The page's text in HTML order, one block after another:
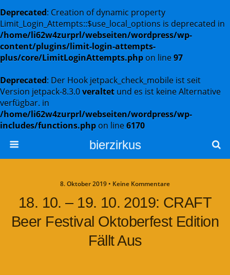
Deprecated: Creation of dynamic property
Limit_Login_Attempts::$use_local_options is deprecated in
/home/li62w4zurprl/webseiten/wordpress/wp-
content/plugins/limit-login-attempts-
plus/core/LimitLoginAttempts.php on line97
Deprecated: Der Hook jetpack_check_mobile ist seit
Version jetpack-8.3.0veraltet und es ist keine Alternative
verfügbar. in
/home/li62w4zurprl/webseiten/wordpress/wp-
includes/functions.php on line6170
bierzirkus
8. Oktober 2019 • Keine Kommentare
18. 10. – 19. 10. 2019: CRAFT
Beer Festival Oktoberfest Edition
Fällt Aus